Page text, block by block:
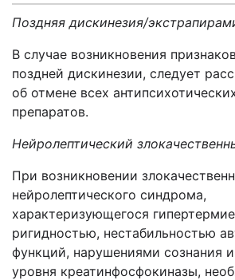
Поздняя дискинезия/
В случае возникновения
поздней дискинезии, следует
об отмене всех
препаратов.
Нейролептический
При возникновении
нейролептического синдрома,
характеризующегося
ригидностью, нестабильностью
функций, нарушениями сознания
уровня креатинфосфокиназы,